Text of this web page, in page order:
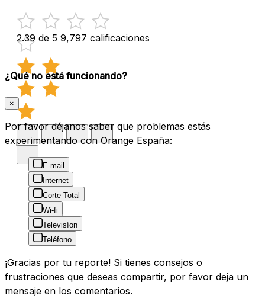
2.39 de 5 9,797 calificaciones
¿Qué no está funcionando?
×
Por favor déjanos saber que problemas estás
experimentando con Orange España:
E-mail
Internet
Corte Total
Wi-fi
Televisíon
Teléfono
¡Gracias por tu reporte! Si tienes consejos o
frustraciones que deseas compartir, por favor deja un
mensaje en los comentarios.